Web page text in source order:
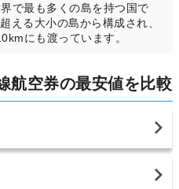
で最も多くの島を持つ国で
える大小の島から構成され、
にも渡っています。
航空券の最安値を比較